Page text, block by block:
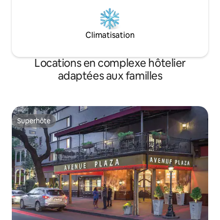
Climatisation
Locations en complexe hôtelier
adaptées aux familles
Superhôte
Superhôte